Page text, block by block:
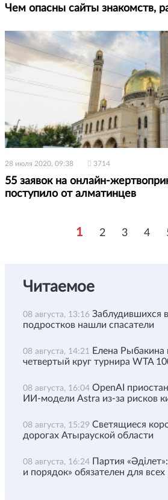
Чем опасны сайты знакомств,
28 июля 2020, 09:38 3714
55 заявок на онлайн-
поступило от алматинцев
1 2 3 4
Читаемое
08 августа, 13:16 Заблудившихся
подростков нашли спасатели
08 августа, 14:21
Елена
четвертый круг турнира WTA
08 августа, 16:04 OpenAI
ИИ-модели Astra из-за рисков
08 августа, 15:29 Светящиеся
дорогах Атырауской области
08 августа, 16:24 Партия
и порядок» обязателен для всех